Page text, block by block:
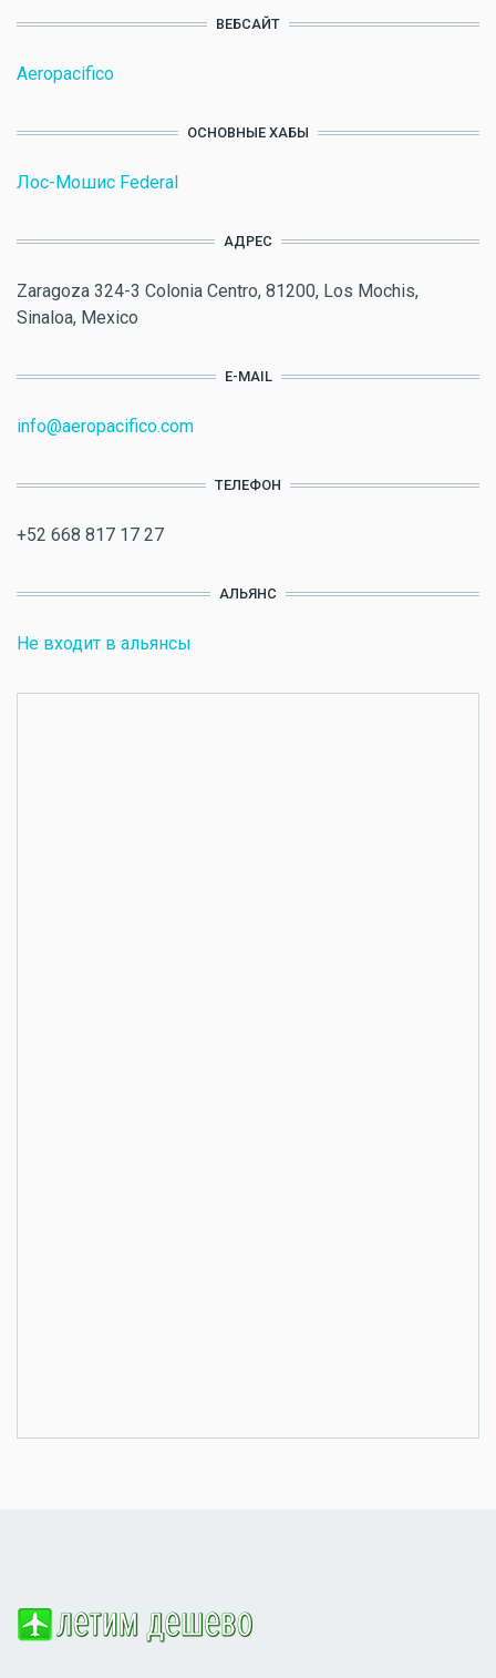
ВЕБСАЙТ
Aeropacifico
ОСНОВНЫЕ ХАБЫ
Лос-Мошис Federal
АДРЕС
Zaragoza 324-3 Colonia Centro, 81200, Los Mochis,
Sinaloa, Mexico
E-MAIL
info@aeropacifico.com
ТЕЛЕФОН
+52 668 817 17 27
АЛЬЯНС
Не входит в альянсы